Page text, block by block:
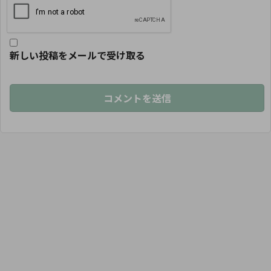
新しい投稿をメールで受け取る